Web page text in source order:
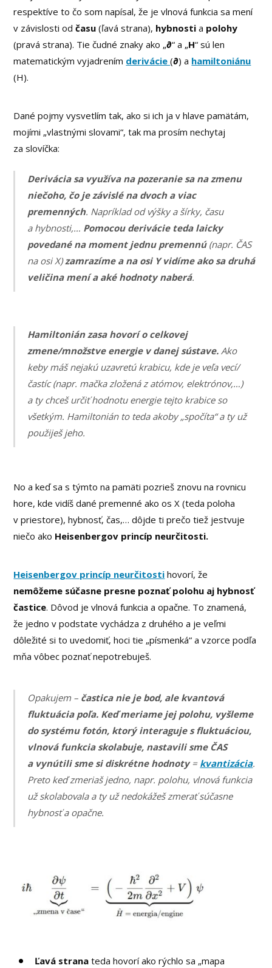
respektíve to čo som napísal, že je vlnová funkcia sa mení
v závislosti odčasu (ľavá strana), hybnostia polohy
(pravá strana). Tie čudné znaky ako „∂“ a „H“ sú len
matematickým vyjadrením derivácie(∂) a hamiltoniánu
(H).
Dané pojmy vysvetlím tak, ako si ich ja v hlave pamätám,
mojími „vlastnými slovami“, tak ma prosím nechytaj
za slovíčka:
Derivácia sa využíva na pozeranie sa na zmenu
niečoho, čo je závislé na dvoch a viac
premenných. Napríklad od výšky a šírky, času
a hybnosti,… Pomocou derivácie teda laicky
povedané na moment jednu premennú (napr. ČAS
na osi X)zamrazíme a na osi Y vidíme ako sa druhá
veličina mení a aké hodnoty naberá.
Hamiltonián zasa hovorí o celkovej
zmene/množstve energie v danej sústave. Ako
keby máš nejakú uzavretú krabicu, kde je veľa vecí/
častíc (napr. mačka zložená z atómov, elektrónov,…)
a ty chceš určiť hodnotu energie tejto krabice so
všetkým. Hamiltonián to teda akoby „spočíta“ a ty už
použiješ jeho.
No a keď sa s týmto na pamäti pozrieš znovu na rovnicu
hore, kde vidíš dané premenné ako os X (teda poloha
v priestore), hybnosť, čas,… dôjde ti prečo tiež jestvuje
niečo ako Heisenbergov princíp neurčitosti.
Heisenbergov princíp neurčitosti hovorí, že
nemôžeme súčasne presne poznať polohu aj hybnosť
častice. Dôvod je vlnová funkcia a opačne. To znamená,
že jedno v podstate vychádza z druhého a je veľmi
dôležité si to uvedomiť, hoci tie „písmenká“ a vzorce podľa
mňa vôbec poznať nepotrebuješ.
Opakujem – častica nie je bod, ale kvantová
fluktuácia poľa. Keď meriame jej polohu, vyšleme
do systému fotón, ktorý interaguje s fluktuáciou,
vlnová funkcia skolabuje, nastavili sme ČAS
a vynútili sme si diskrétne hodnoty= kvantizácia.
Preto keď zmeriaš jedno, napr. polohu, vlnová funkcia
už skolabovala a ty už nedokážeš zmerať súčasne
hybnosť a opačne.
Ľavá strana teda hovorí ako rýchlo sa „mapa